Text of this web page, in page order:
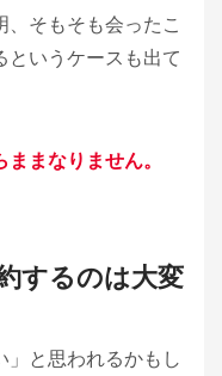
そもそも会ったこ
というケースも出て
まなりません。
するのは大変
」と思われるかもし